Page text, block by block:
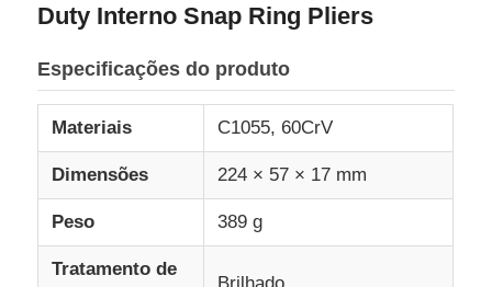
Produtos
Vídeos
Duty Interno Snap Ring Pliers
Especificações do produto
Materiais C1055, 60CrV
Dimensões 224 × 57 × 17 mm
Peso 389 g
Tratamento de
Brilhado